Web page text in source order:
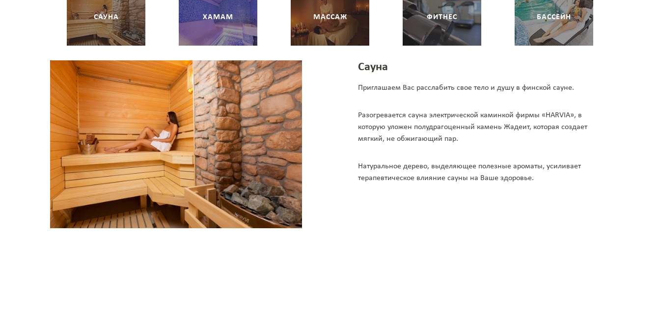
САУНА ХАМАМ МАССАЖ ФИТНЕС БАССЕЙН
Сауна
Приглашаем Вас расслабить свое тело и душу в финской сауне.
Разогревается сауна электрической каминкой фирмы «HARVIA», в
которую уложен полудрагоценный камень Жадеит, которая создает
мягкий, не обжигающий пар.
Натуральное дерево, выделяющее полезные ароматы, усиливает
терапевтическое влияние сауны на Ваше здоровье.